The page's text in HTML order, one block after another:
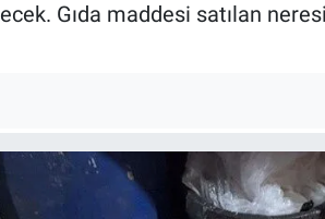
Gıda maddesi satılan